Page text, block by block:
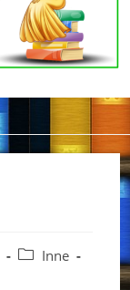
PostInne